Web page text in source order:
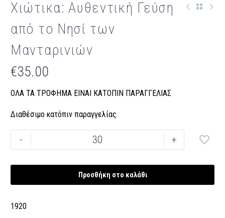
Χιώτικα: Αυθεντική Γεύση
από το Νησί των
Μανταρινιών
€35.00
ΟΛΑ ΤΑ ΤΡΟΦΗΜΑ ΕΙΝΑΙ ΚΑΤΟΠΙΝ ΠΑΡΑΓΓΕΛΙΑΣ
Διαθέσιμο κατόπιν παραγγελίας
-
Χιώτικα:
Αυθεντική
το
των
+
Προσθήκη στο καλάθι
1920